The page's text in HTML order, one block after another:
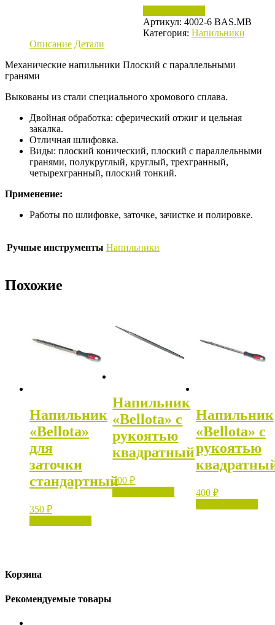
Артикул: 4002-6 BAS.MB
Категория: Напильники
Описание Детали
Механические напильники Плоский с параллельными
гранями
Выкованы из стали специального хромового сплава.
Двойная обработка: сферический отжиг и цельная
закалка.
Отличная шлифовка.
Виды: плоский конический, плоский с параллельными
гранями, полукруглый, круглый, трехгранный,
четырехгранный, плоский тонкий.
Применение:
Работы по шлифовке, заточке, зачистке и полировке.
Ручные инструменты Напильники
Похожие
Напильник
«Bellota»
для
заточки
стандартный
350 ₽
Напильник
«Bellota» с
рукоятью
квадратный
300₽
Напильник
«Bellota» с
рукоятью
400 ₽
Корзина
Рекомендуемые товары